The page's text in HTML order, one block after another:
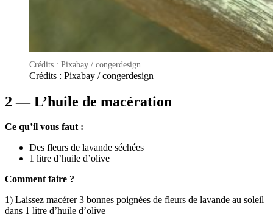
Crédits : Pixabay / congerdesign
Crédits : Pixabay / congerdesign
2 — L’huile de macération
Ce qu’il vous faut :
Des fleurs de lavande séchées
1 litre d’huile d’olive
Comment faire ?
1) Laissez macérer 3 bonnes poignées de fleurs de lavande au soleil
dans 1 litre d’huile d’olive